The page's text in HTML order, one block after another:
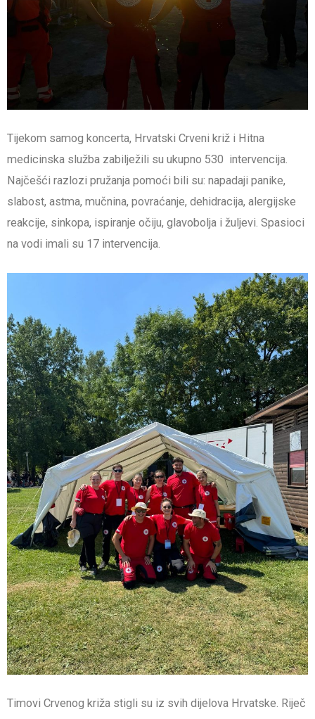
Tijekom samog koncerta, Hrvatski Crveni križ i Hitna
medicinska služba zabilježili su ukupno 530 intervencija.
Najčešći razlozi pružanja pomoći bili su: napadaji panike,
slabost, astma, mučnina, povraćanje, dehidracija, alergijske
reakcije, sinkopa, ispiranje očiju, glavobolja i žuljevi. Spasioci
na vodi imali su 17 intervencija.
Timovi Crvenog križa stigli su iz svih dijelova Hrvatske. Riječ